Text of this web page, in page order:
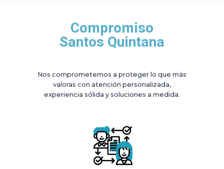
Compromiso
Santos Quintana
Nos comprometemos a proteger lo que más
valoras con atención personalizada,
experiencia sólida y soluciones a medida.